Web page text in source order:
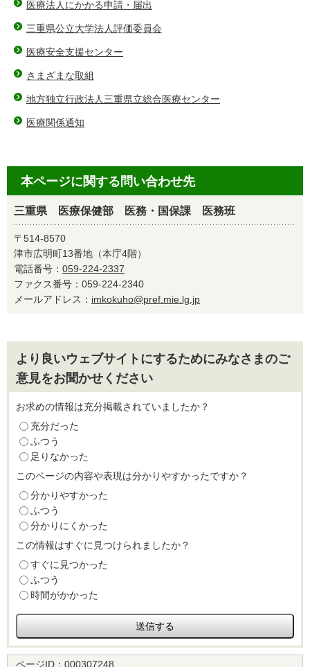
医療法人にかかる申請・届出
三重県公立大学法人評価委員会
医療安全支援センター
さまざまな取組
地方独立行政法人三重県立総合医療センター
医療関係通知
本ページに関する問い合わせ先
三重県 医療保健部 医務・国保課 医務班
〒514-8570
津市広明町13番地（本庁4階）
電話番号： 059-224-2337
ファクス番号：059-224-2340
メールアドレス： imkokuho@pref.mie.lg.jp
より良いウェブサイトにするためにみなさまのご
意見をお聞かせください
お求めの情報は充分掲載されていましたか？
充分だった
ふつう
足りなかった
このページの内容や表現は分かりやすかったですか？
分かりやすかった
ふつう
分かりにくかった
この情報はすぐに見つけられましたか？
すぐに見つかった
ふつう
時間がかかった
ページID： 000307248